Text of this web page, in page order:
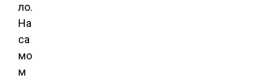
ло.
На
са
мо
м